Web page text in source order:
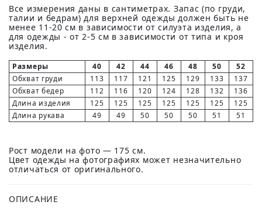
Все измерения даны в сантиметрах. Запас (по груди,
талии и бедрам) для верхней одежды должен быть не
менее 11-20 см в зависимости от силуэта изделия, а
для одежды - от 2-5 см в зависимости от типа и кроя
изделия.
Размеры 40 42 44 46 48 50
52
Обхват груди
113 117 121 125 129 133
137
Обхват бедер
112 116 120 124 128 132
136
Длина изделия
125 125 125 125 125 125
125
Длина рукава
49 49 50 50 50 51 51
Рост модели на фото — 175 см.
Цвет одежды на фотографиях может незначительно
отличаться от оригинального.
ОПИСАНИЕ